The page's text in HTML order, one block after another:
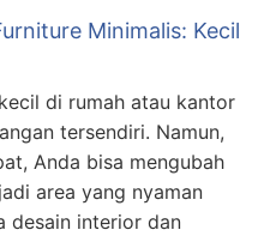
Minimalis: Kecil
di rumah atau kantor
tersendiri. Namun,
Anda bisa mengubah
area yang nyaman
desain interior dan